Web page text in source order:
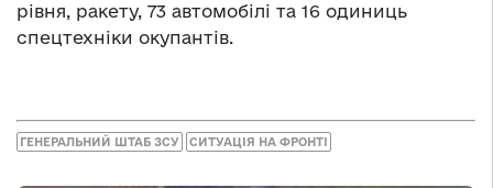
рівня, ракету, 73 автомобілі та 16 одиниць
спецтехніки окупантів.
ГЕНЕРАЛЬНИЙ ШТАБ ЗСУ СИТУАЦІЯ НА ФРОНТІ